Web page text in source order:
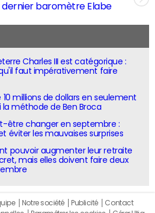
dernier baromètre Elabe
Charles III est catégorique :
faut impérativement faire
millions de dollars en seulement
la méthode de Ben Broca
être changer en septembre :
éviter les mauvaises surprises
pouvoir augmenter leur retraite
mais elles doivent faire deux
Notre société Publicité
Contact